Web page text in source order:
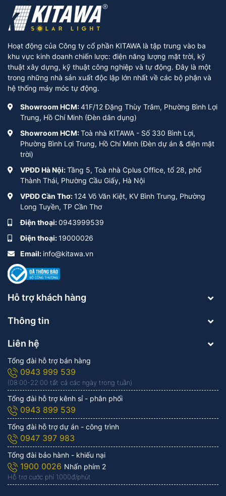
Hoạt động của Công ty cổ phần KITAWA là tập trung vào ba
khu vực kinh doanh chiến lược: điện năng lượng mặt trời, kỹ
thuật xây dựng, kỹ thuật công nghiệp và tự động. Đây là một
trong những nhà sản xuất độc lập lớn nhất về các bộ phận và
hệ thống máy móc tự động.
Showroom HCM:41F/12 Đặng Thùy Trâm, Phường Bình Lợi
Trung, Hồ Chí Minh (Đèn dân dụng)
Showroom HCM:Toà nhà KITAWA - Số 330 Bình Lợi,
Phường Bình Lợi Trung, Hồ Chí Minh (Đèn dự án & điện mặt
trời)
VPĐD Hà Nội:Tầng 5, Toà nhà Cplus Office, tổ 28, phố
Thành Thái, Phường Cầu Giấy, Hà Nội
VPĐD Cần Thơ:124 Võ Văn Kiệt, KV Bình Trung, Phường
Long Tuyền, TP Cần Thơ
Điện thoại:0943999539
Điện thoại:19000026
Email: info@kitawa.vn
Hỗ trợ khách hàng
Thông tin
Liên hệ
Tổng đài hỗ trợ bán hàng
0943 999 539
(08:00-22:00 tất cả các ngày trong tuần)
Tổng đài hỗ trợ kênh sỉ - phân phối
0943 899 539
Tổng đài hỗ trợ dự án - công trình
0947 397 983
Tổng đài bảo hành - khiếu nại
1900 0026 Nhấn phím 2
Hỗ trợ cước phí 1.000đ/phút